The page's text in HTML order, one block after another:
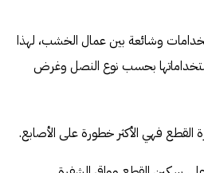
وشائعة بين عمال الخشب، لهذا
بحسب نوع النصل وغرض
القطع فهي الأكثر خطورة على الأصابع.